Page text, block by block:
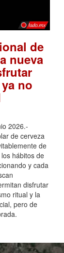
de
nueva
no
2026.-
de cerveza
de
hábitos de
y cada
disfrutar
ritual y la
pero de